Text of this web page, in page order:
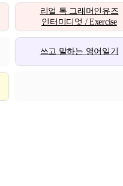
리얼 톡 그래머인유즈
인터미디엇 / Exercise
쓰고 말하는 영어일기